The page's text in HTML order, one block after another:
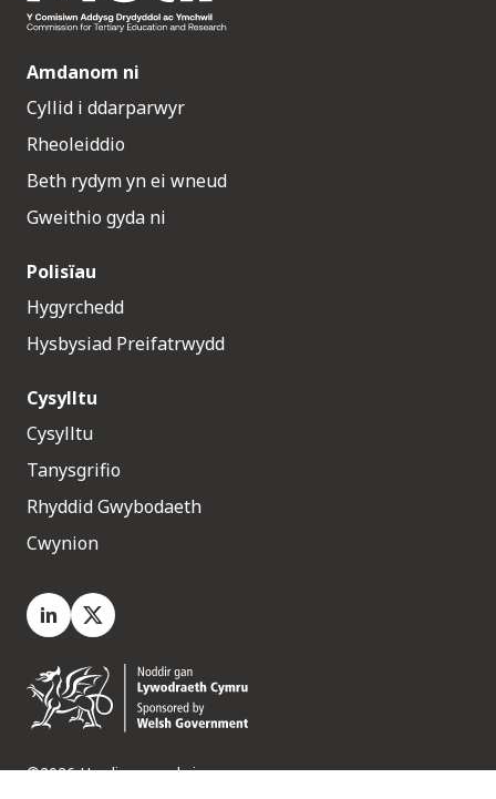
Amdanom ni
Cyllid i ddarparwyr
Rheoleiddio
Beth rydym yn ei wneud
Gweithio gyda ni
Polisïau
Hygyrchedd
Hysbysiad Preifatrwydd
Cysylltu
Cysylltu
Tanysgrifio
Rhyddid Gwybodaeth
Cwynion
LinkedIn
X.com
©2026 Hawliau a gedwir